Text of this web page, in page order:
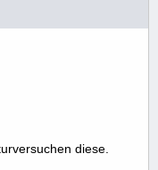
diese.